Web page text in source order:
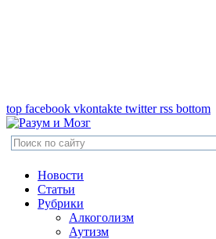
top facebook vkontakte twitter rss bottom
Новости
Статьи
Рубрики
Алкоголизм
Аутизм